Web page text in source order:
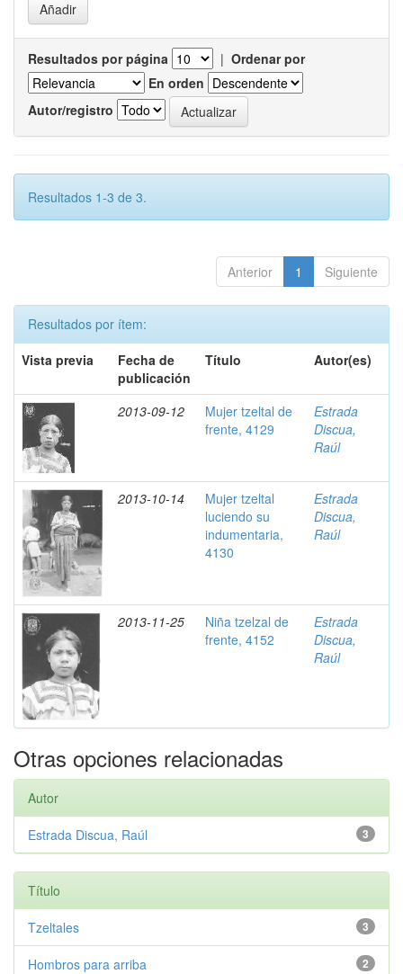
Resultados por página | Ordenar por
En orden
Autor/registro
Resultados 1-3 de 3.
Anterior 1 Siguiente
Resultados por ítem:
Vista previa
Fecha de
publicación
Título Autor(es)
2013-09-12
Mujer tzeltal de
frente, 4129
Estrada
Discua,
Raúl
2013-10-14
Mujer tzeltal
luciendo su
indumentaria,
4130
Estrada
Discua,
Raúl
2013-11-25
Niña tzelzal de
frente, 4152
Estrada
Discua,
Raúl
Otras opciones relacionadas
Autor
3
Estrada Discua, Raúl
Título
3
Tzeltales
2
Hombros para arriba